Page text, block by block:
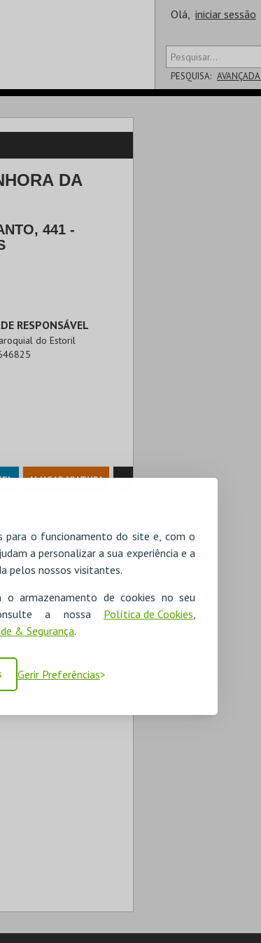
para o funcionamento do site e, com o
a personalizar a sua experiência e a
pelos nossos visitantes.
o armazenamento de cookies no seu
a nossa Política de Cookies,
& Segurança.
Gerir Preferências
Olá, iniciar sessão
PESQUISA: AVANÇADA
DA
441 -
RESPONSÁVEL
do Estoril
ALUGAR VIATURA